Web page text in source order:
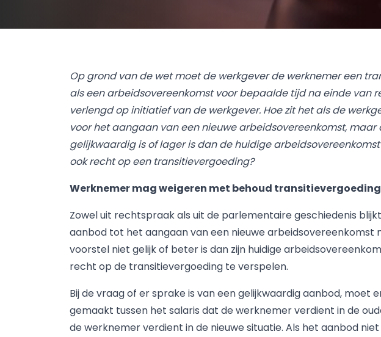
Op grond van de wet moet de werkgever de werknemer een
als een arbeidsovereenkomst voor bepaalde tijd na einde van
verlengd op initiatief van de werkgever. Hoe zit het als de
voor het aangaan van een nieuwe arbeidsovereenkomst,
gelijkwaardig is of lager is dan de huidige
ook recht op een transitievergoeding?
Werknemer mag weigeren met behoud transitievergoeding
Zowel uit rechtspraak als uit de parlementaire geschiedenis
aanbod tot het aangaan van een nieuwe arbeidsovereenkomst
voorstel niet gelijk of beter is dan zijn huidige
recht op de transitievergoeding te verspelen.
Bij de vraag of er sprake is van een gelijkwaardig aanbod, moet
gemaakt tussen het salaris dat de werknemer verdient in de
de werknemer verdient in de nieuwe situatie. Als het aanbod